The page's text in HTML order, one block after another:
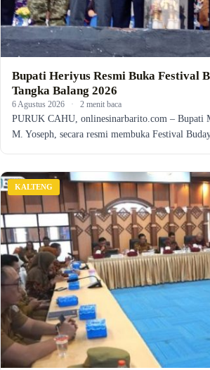
Bupati Heriyus Resmi Buka Festival
Tangka Balang 2026
6 Agustus 2026 · 2 menit baca
PURUK CAHU, onlinesinarbarito.com – Bupati
M. Yoseph, secara resmi membuka Festival
KALTENG